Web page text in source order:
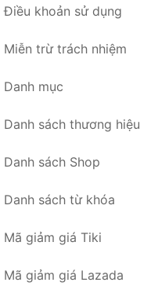
Điều khoản sử dụng
Miễn trừ trách nhiệm
Danh mục
Danh sách thương hiệu
Danh sách Shop
Danh sách từ khóa
Mã giảm giá Tiki
Mã giảm giá Lazada